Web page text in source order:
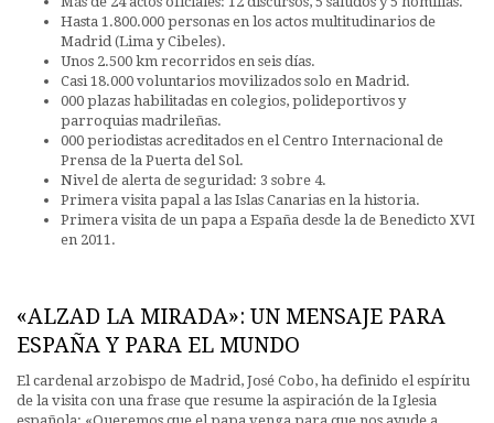
Hasta 1.800.000 personas en los actos multitudinarios de
Madrid (Lima y Cibeles).
Unos 2.500 km recorridos en seis días.
Casi 18.000 voluntarios movilizados solo en Madrid.
000 plazas habilitadas en colegios, polideportivos y
parroquias madrileñas.
000 periodistas acreditados en el Centro Internacional de
Prensa de la Puerta del Sol.
Nivel de alerta de seguridad: 3 sobre 4.
Primera visita papal a las Islas Canarias en la historia.
Primera visita de un papa a España desde la de Benedicto XVI
en 2011.
«ALZAD LA MIRADA»: UN MENSAJE PARA
ESPAÑA Y PARA EL MUNDO
El cardenal arzobispo de Madrid, José Cobo, ha definido el espíritu
de la visita con una frase que resume la aspiración de la Iglesia